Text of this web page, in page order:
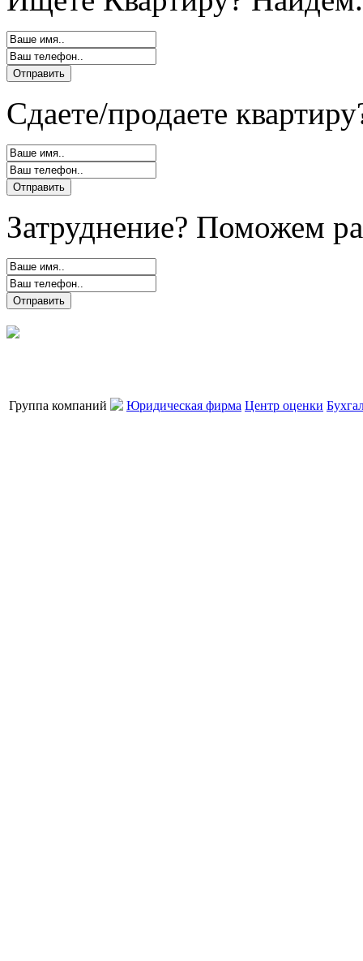
Сдаете/продаете
Затруднение? Поможем
Группа компаний Юридическая фирма Центр оценки